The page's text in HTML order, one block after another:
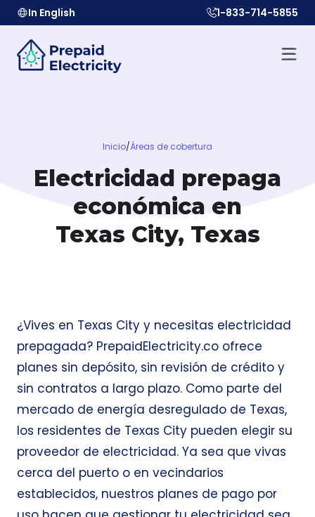
In English 1-833-714-5855
Inicio/Áreas de cobertura
Electricidad prepaga
económica en
Texas City, Texas
¿Vives en Texas City y necesitas electricidad
prepagada? PrepaidElectricity.co ofrece
planes sin depósito, sin revisión de crédito y
sin contratos a largo plazo. Como parte del
mercado de energía desregulado de Texas,
los residentes de Texas City pueden elegir su
proveedor de electricidad. Ya sea que vivas
cerca del puerto o en vecindarios
establecidos, nuestros planes de pago por